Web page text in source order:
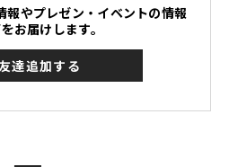
報やプレゼン・イベントの情報
お届けします。
達追加する